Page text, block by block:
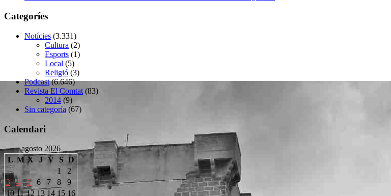
Categoríes
Notícies (3.331)
Cultura (2)
Esports (1)
Local (5)
Religió (3)
Podcast(6.646)
Revista El Comtat (83)
2014 (9)
Sin categoría (67)
Calendari
agosto 2026
L M X J V S D
1
2
3
4 5 6 7 8
9
10 11 12 13 14 15 16